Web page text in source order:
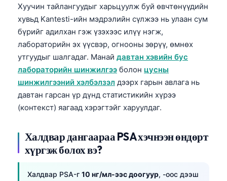
Хуучин тайлангуудыг харьцуулж буй өвчтөнүүдийн
хувьд Kantesti-ийн мэдрэлийн сүлжээ нь улаан сум
бүрийг адилхан гэж үзэхээс илүү нэгж,
лабораторийн эх үүсвэр, огнооны зөрүү, өмнөх
утгуудыг шалгадаг. Манай давтан хэвийн бус
лабораторийн шинжилгээ болон цусны
шинжилгээний хэлбэлзэл дээрх гарын авлага нь
давтан гарсан үр дүнд статистикийн хүрээ
(контекст) яагаад хэрэгтэйг харуулдаг.
Халдвар дангаараа PSA хэчнээн өндөрт
хүргэж болох вэ?
Халдвар PSA-г 10 нг/мл-ээс доогуур, -оос дээш
Lietuvių kalba
한국어
Magyar
বাংলা
اردو
తెలుగు
தமிழ்